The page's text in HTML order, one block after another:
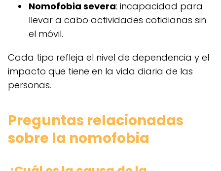
Nomofobia severa: incapacidad para
llevar a cabo actividades cotidianas sin
el móvil.
Cada tipo refleja el nivel de dependencia y el
impacto que tiene en la vida diaria de las
personas.
Preguntas relacionadas
sobre la nomofobia